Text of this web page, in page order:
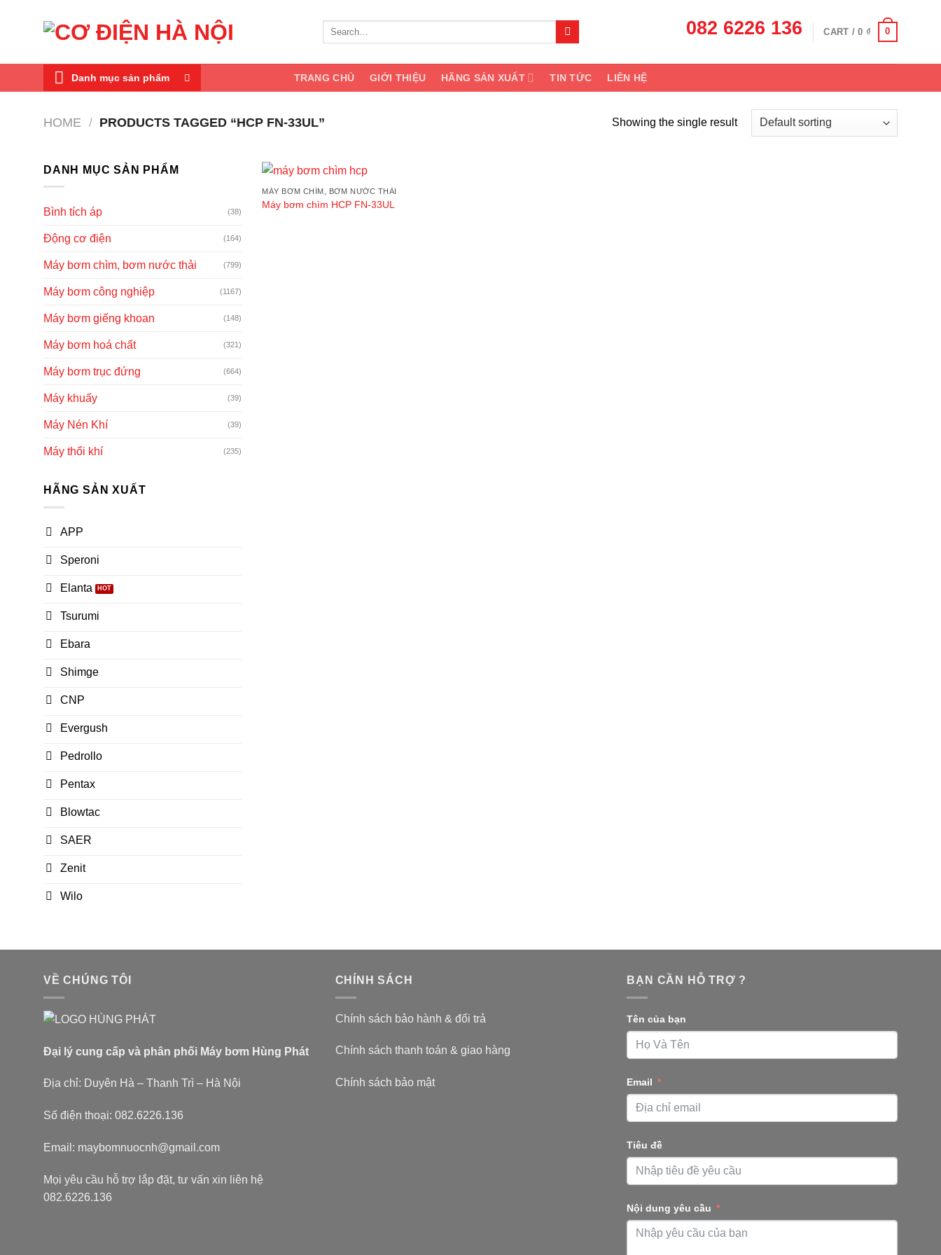
Search
082 6226 136 CART /0 ₫ 0
Danh mục sản phẩm TRANG CHỦ GIỚI THIỆU HÃNG SẢN XUẤT TIN TỨC LIÊN HỆ
HOME / PRODUCTS TAGGED “HCP FN-33UL” Showing the single result
DANH MỤC SẢN PHẨM
Bình tích áp (38)
Động cơ điện (164)
Máy bơm chìm, bơm nước thải (799)
Máy bơm công nghiệp (1167)
Máy bơm giếng khoan (148)
Máy bơm hoá chất (321)
Máy bơm trục đứng (664)
Máy khuấy (39)
Máy Nén Khí (39)
Máy thổi khí (235)
HÃNG SẢN XUẤT
APP
Speroni
Elanta
Tsurumi
Ebara
Shimge
CNP
Evergush
Pedrollo
Pentax
Blowtac
SAER
Zenit
Wilo
MÁY BƠM CHÌM, BƠM NƯỚC THẢI
Máy bơm chìm HCP FN-33UL
VỀ CHÚNG TÔI
Đại lý cung cấp và phân phối Máy bơm Hùng Phát
Địa chỉ: Duyên Hà – Thanh Trì – Hà Nội
Số điện thoại: 082.6226.136
Email: maybomnuocnh@gmail.com
Mọi yêu cầu hỗ trợ lắp đặt, tư vấn xin liên hệ
082.6226.136
CHÍNH SÁCH
Chính sách bảo hành & đổi trả
Chính sách thanh toán & giao hàng
Chính sách bảo mật
BẠN CẦN HỖ TRỢ ?
Tên của bạn
Email
Tiêu đề
Nội dung yêu cầu